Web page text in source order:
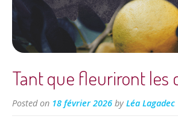
Tant que fleuriront les
Posted on 18 février 2026 by Léa Lagadec